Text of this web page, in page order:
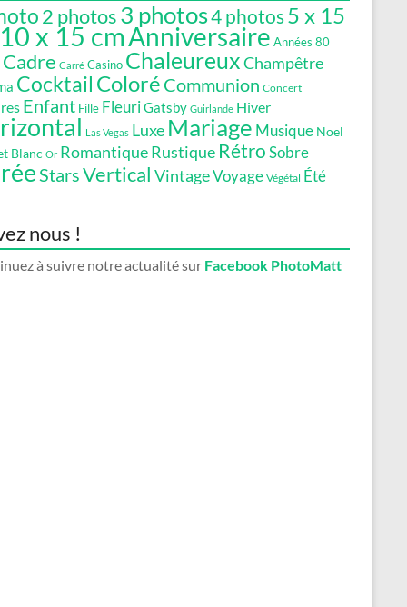
2 photos3 photos4 photos5 x 15
10 x 15 cmAnniversaire Années 80
Cadre Carré Casino ChaleureuxChampêtre
Cocktail Coloré Communion Concert
Enfant Fille FleuriGatsby Guirlande Hiver
Las Vegas Luxe Mariage Musique Noel
Blanc Or RomantiqueRustique RétroSobre
StarsVertical VintageVoyage Végétal Été
nous !
à suivre notre actualité sur Facebook PhotoMatt